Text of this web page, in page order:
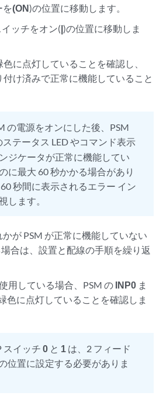
を(ON)の位置に移動します。
ッチをオン(|)の位置に移動しま
色に点灯していることを確認し、
付け済みで正常に機能していること
の電源をオンにした後、PSM
ステータス LED やコマンド表示
ジケータが正常に機能してい
に最大 60 秒かかる場合があり
秒間に表示されるエラー イン
します。
かが PSM が正常に機能していない
合は、設置と配線の手順を繰り返
用している場合、PSM の INP0 ま
色に点灯していることを確認しま
スイッチ0 と 1 は、2 フィード
位置に設定する必要がありま